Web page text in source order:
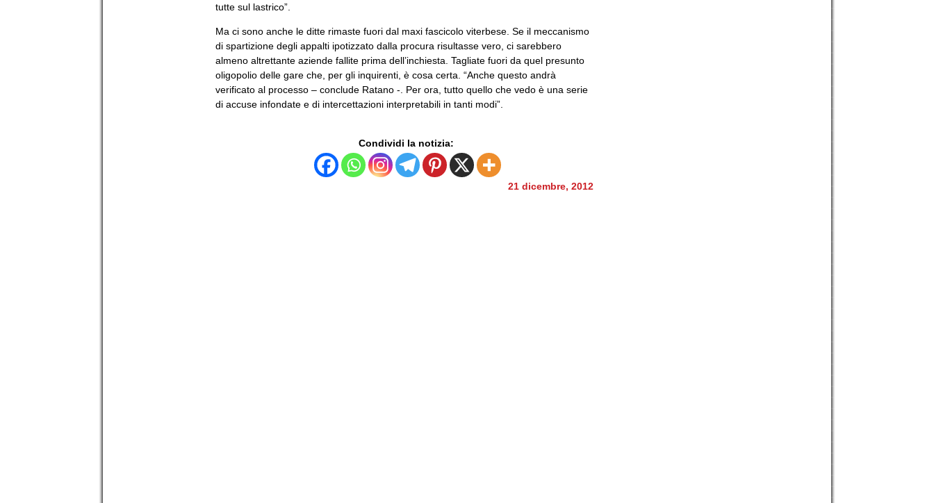
tutte sul lastrico”.
Ma ci sono anche le ditte rimaste fuori dal maxi fascicolo viterbese. Se il meccanismo
di spartizione degli appalti ipotizzato dalla procura risultasse vero, ci sarebbero
almeno altrettante aziende fallite prima dell’inchiesta. Tagliate fuori da quel presunto
oligopolio delle gare che, per gli inquirenti, è cosa certa. “Anche questo andrà
verificato al processo – conclude Ratano -. Per ora, tutto quello che vedo è una serie
di accuse infondate e di intercettazioni interpretabili in tanti modi”.
Condividi la notizia:
21 dicembre, 2012